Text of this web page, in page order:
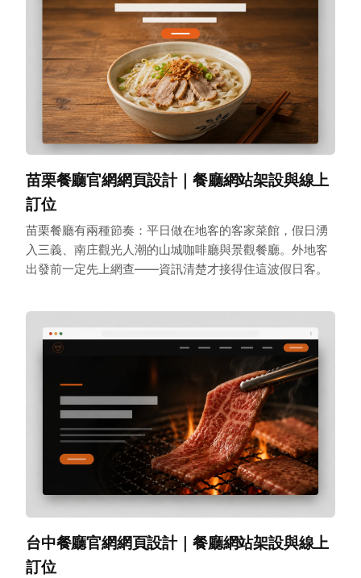
苗栗餐廳官網網頁設計｜餐廳網站架設與線上
訂位
苗栗餐廳有兩種節奏：平日做在地客的客家菜館，假日湧
入三義、南庄觀光人潮的山城咖啡廳與景觀餐廳。外地客
出發前一定先上網查——資訊清楚才接得住這波假日客。
台中餐廳官網網頁設計｜餐廳網站架設與線上
訂位